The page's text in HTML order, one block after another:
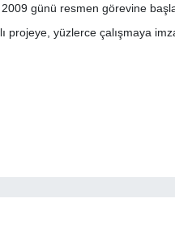
günü resmen görevine
projeye, yüzlerce çalışmaya